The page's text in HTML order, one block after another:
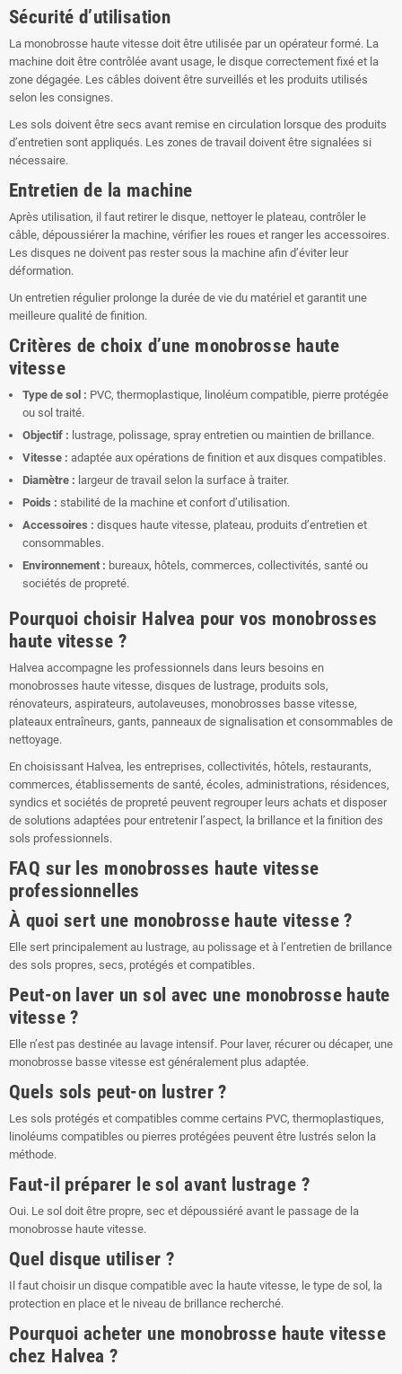
Sécurité d’utilisation
La monobrosse haute vitesse doit être utilisée par un opérateur formé. La
machine doit être contrôlée avant usage, le disque correctement fixé et la
zone dégagée. Les câbles doivent être surveillés et les produits utilisés
selon les consignes.
Les sols doivent être secs avant remise en circulation lorsque des produits
d’entretien sont appliqués. Les zones de travail doivent être signalées si
nécessaire.
Entretien de la machine
Après utilisation, il faut retirer le disque, nettoyer le plateau, contrôler le
câble, dépoussiérer la machine, vérifier les roues et ranger les accessoires.
Les disques ne doivent pas rester sous la machine afin d’éviter leur
déformation.
Un entretien régulier prolonge la durée de vie du matériel et garantit une
meilleure qualité de finition.
Critères de choix d’une monobrosse haute
vitesse
Type de sol : PVC, thermoplastique, linoléum compatible, pierre protégée
ou sol traité.
Objectif : lustrage, polissage, spray entretien ou maintien de brillance.
Vitesse : adaptée aux opérations de finition et aux disques compatibles.
Diamètre : largeur de travail selon la surface à traiter.
Poids : stabilité de la machine et confort d’utilisation.
Accessoires : disques haute vitesse, plateau, produits d’entretien et
consommables.
Environnement : bureaux, hôtels, commerces, collectivités, santé ou
sociétés de propreté.
Pourquoi choisir Halvea pour vos monobrosses
haute vitesse ?
Halvea accompagne les professionnels dans leurs besoins en
monobrosses haute vitesse, disques de lustrage, produits sols,
rénovateurs, aspirateurs, autolaveuses, monobrosses basse vitesse,
plateaux entraîneurs, gants, panneaux de signalisation et consommables de
nettoyage.
En choisissant Halvea, les entreprises, collectivités, hôtels, restaurants,
commerces, établissements de santé, écoles, administrations, résidences,
syndics et sociétés de propreté peuvent regrouper leurs achats et disposer
de solutions adaptées pour entretenir l’aspect, la brillance et la finition des
sols professionnels.
FAQ sur les monobrosses haute vitesse
professionnelles
À quoi sert une monobrosse haute vitesse ?
Elle sert principalement au lustrage, au polissage et à l’entretien de brillance
des sols propres, secs, protégés et compatibles.
Peut-on laver un sol avec une monobrosse haute
vitesse ?
Elle n’est pas destinée au lavage intensif. Pour laver, récurer ou décaper, une
monobrosse basse vitesse est généralement plus adaptée.
Quels sols peut-on lustrer ?
Les sols protégés et compatibles comme certains PVC, thermoplastiques,
linoléums compatibles ou pierres protégées peuvent être lustrés selon la
méthode.
Faut-il préparer le sol avant lustrage ?
Oui. Le sol doit être propre, sec et dépoussiéré avant le passage de la
monobrosse haute vitesse.
Quel disque utiliser ?
Il faut choisir un disque compatible avec la haute vitesse, le type de sol, la
protection en place et le niveau de brillance recherché.
Pourquoi acheter une monobrosse haute vitesse
chez Halvea ?